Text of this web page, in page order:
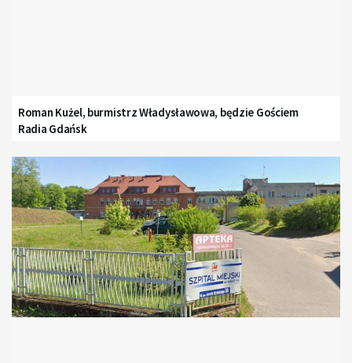
Roman Kużel, burmistrz Władysławowa, będzie Gościem
Radia Gdańsk